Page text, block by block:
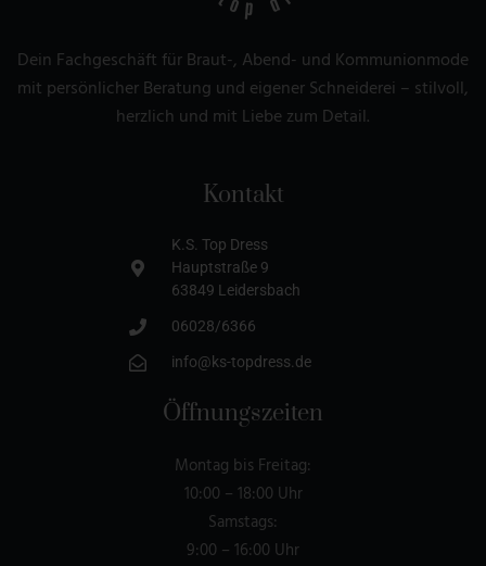
Dein Fachgeschäft für Braut-, Abend- und Kommunionmode
mit persönlicher Beratung und eigener Schneiderei – stilvoll,
herzlich und mit Liebe zum Detail.
Kontakt
K.S. Top Dress
Hauptstraße 9
63849 Leidersbach
06028/6366
info@ks-topdress.de
Öffnungszeiten
Montag bis Freitag:
10:00 – 18:00 Uhr
Samstags:
9:00 – 16:00 Uhr